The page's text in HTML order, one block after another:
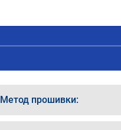
Метод прошивки: